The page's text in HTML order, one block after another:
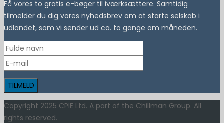
Få vores to gratis e-bøger til iværksættere. Samtidig
tilmelder du dig vores nyhedsbrev om at starte selskab i
udlandet, som vi sender ud ca. to gange om måneden.
Copyright 2025 CPIE Ltd. A part of the Chillman Group. All
rights reserved.